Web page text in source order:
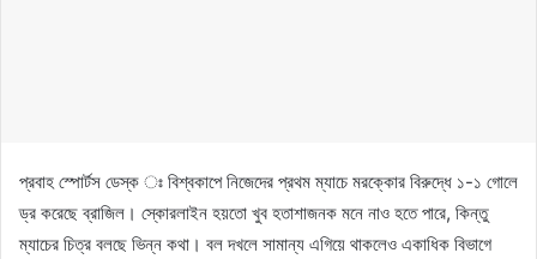
প্রবাহ স্পোর্টস ডেস্ক ঃ বিশ্বকাপে নিজেদের প্রথম ম্যাচে মরক্কোর বিরুদ্ধে ১-১ গোলে
ড্র করেছে ব্রাজিল। স্কোরলাইন হয়তো খুব হতাশাজনক মনে নাও হতে পারে, কিন্তু
ম্যাচের চিত্র বলছে ভিন্ন কথা। বল দখলে সামান্য এগিয়ে থাকলেও একাধিক বিভাগে